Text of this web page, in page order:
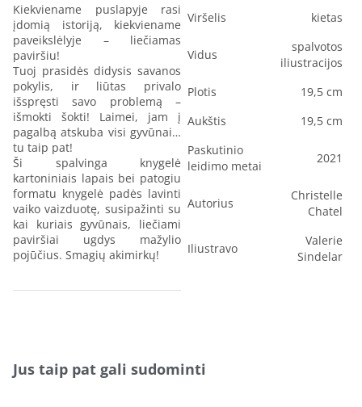
Kiekviename puslapyje rasi
įdomią istoriją, kiekviename
paveikslėlyje – liečiamas
paviršiu!
Tuoj prasidės didysis savanos
pokylis, ir liūtas privalo
išspręsti savo problemą –
išmokti šokti! Laimei, jam į
pagalbą atskuba visi gyvūnai…
tu taip pat!
Ši spalvinga knygelė
kartoniniais lapais bei patogiu
formatu knygelė padės lavinti
vaiko vaizduotę, susipažinti su
kai kuriais gyvūnais, liečiami
paviršiai ugdys mažylio
pojūčius. Smagių akimirkų!
Viršelis kietas
Vidus
spalvotos
iliustracijos
Plotis
19,5 cm
Aukštis
19,5 cm
Paskutinio
leidimo metai
2021
Autorius
Christelle
Chatel
Iliustravo
Valerie
Sindelar
Jus taip pat gali sudominti